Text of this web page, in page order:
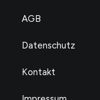
AGB
Datenschutz
Kontakt